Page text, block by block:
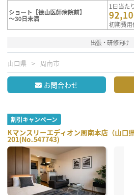
ショート【徳山医師病院前】
～30日未満
1日当た
初期費
出張・研修向け
山口県 周南市
お問合わせ
割引キャンペーン
Kマンスリーエディオン周南本店（山口
201(No.547743)